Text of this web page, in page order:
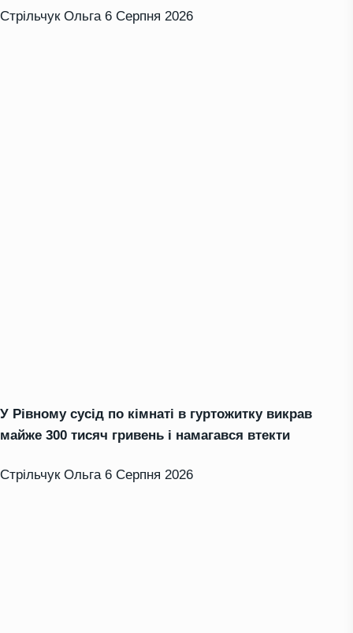
Стрільчук Ольга 6 Серпня 2026
У Рівному сусід по кімнаті в гуртожитку викрав
майже 300 тисяч гривень і намагався втекти
Стрільчук Ольга 6 Серпня 2026